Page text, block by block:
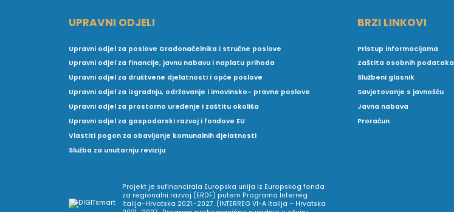
UPRAVNI ODJELI
Upravni odjel za poslove Gradonačelnika i stručne poslove
Upravni odjel za financije, javnu nabavu i naplatu prihoda
Upravni odjel za društvene djelatnosti i opće poslove
Upravni odjel za izgradnju, održavanje i imovinsko- pravne poslove
Upravni odjel za prostorno uređenje i zaštitu okoliša
Upravni odjel za gospodarski razvoj i fondove EU
Vlastiti pogon za obavljanje komunalnih djelatnosti
Služba za unutarnju reviziju
BRZI LINKOVI
Pristup informacijama
Zaštita osobnih podataka
Službeni glasnik
Savjetovanje s javnošću
Javna nabava
Proračun
Projekt je sufinancirala Europska unija iz Europskog fonda
za regionalni razvoj (ERDF) putem Programa Interreg
Italija-Hrvatska 2021.-2027. (INTERREG VI-A Italija – Hrvatska